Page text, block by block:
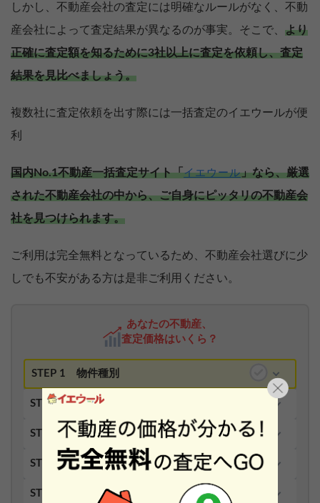
しかし、不動産会社の査定には明確なルールがなく、不動
産会社によって査定結果が異なるのが事実。そこで、 より
正確に査定額を知るために3社以上に査定を依頼し、査定
結果を見比べましょう。
複数社に査定依頼を出す際には一括査定のイエウールが便
利
国内No.1不動産一括査定サイト「イエウール」なら、厳選
された不動産会社の中から、ご自身にピッタリの不動産会
社を見つけられます。
ご利用は完全無料となっているため、不動産会社選びに少
しでも不安がある方は是非ご利用ください。
あなたの不動産、
査定価格はいくら？
STEP 1 物件種別
STEP 2 都道府県
STEP 3 市区町村
STEP 4 町名
STEP 5 字・丁目